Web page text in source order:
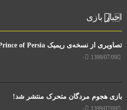
اخبار بازی
تصاویری از نسخه‌ی ریمیک Prince of Persia فاش شد!
1399/07/09 ۰
بازی هجوم مردگان متحرک منتشر شد!
1399/07/09 ۰